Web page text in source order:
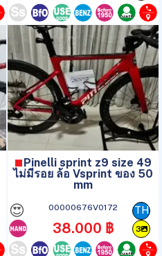
Pinelli sprint z9 size 49
ไม่มีรอย ล้อ Vsprint ของ 50
mm
😍 00000676V0172
38.000 ฿
TH
3